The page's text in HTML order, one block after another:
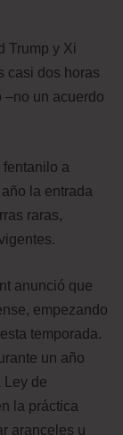
Trump y Xi
casi dos horas
–no un acuerdo
a
la entrada
raras,
anunció que
empezando
temporada.
un año
Ley de
la práctica
aranceles u